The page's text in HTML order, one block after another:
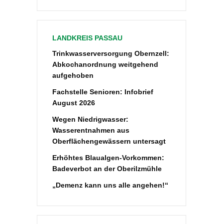
LANDKREIS PASSAU
Trinkwasserversorgung Obernzell:
Abkochanordnung weitgehend
aufgehoben
Fachstelle Senioren: Infobrief
August 2026
Wegen Niedrigwasser:
Wasserentnahmen aus
Oberflächengewässern untersagt
Erhöhtes Blaualgen-Vorkommen:
Badeverbot an der Oberilzmühle
„Demenz kann uns alle angehen!“